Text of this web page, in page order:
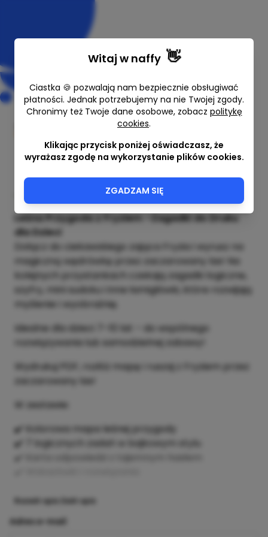
Tajemnica leśnego kodu
Programowanie dziecinnie proste
15,00 zł
obniżką: 20,00 zł
Leśna Przygoda z Fryziem –Zagadki do Druku
dla Dzieci
Dołącz do ciekawskiego zająca Fryzia i wyrusz na
magiczną wędrówkę przez zaczarowany las! Na
kolejnych przystankach czekają zagadki logiczne,
szyfry, mini sudoku i inne łamigłówki, które rozwijają
myślenie i wyobraźnię.
Idealne dla dzieci 7–10 lat – do wspólnego
rozwiązywania lub samodzielnej zabawy!
Wydrukuj PDF, rozłóż mapę i ruszaj z Fryziem przez
zaczarowany las!
W zestawie:
✔️ Kolorowa mapa leśnej przygody
✔️ 7 logicznych zadań w bajkowym stylu
Rozwiń opis Zwiń opis
Adres e-mail
Witaj w naffy 👋
Ciastka 🍪 pozwalają nam bezpiecznie obsługiwać
płatności. Jednak potrzebujemy na nie Twojej zgody.
Chronimy też Twoje dane osobowe, zobacz politykę
cookies.
Klikając przycisk poniżej oświadczasz, że
wyrażasz zgodę na wykorzystanie plików cookies.
ZGADZAM SIĘ